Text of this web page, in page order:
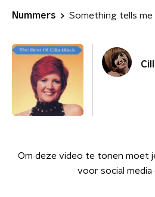
Nummers Something tells me
Om deze video te tonen moet
voor social media